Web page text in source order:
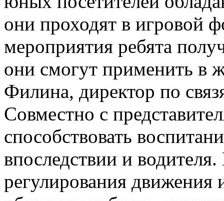
они проходят в игровой
мероприятия ребята
они смогут применить в
Филина, директор по
Совместно с
способствовать
впоследствии и
регулирования движения